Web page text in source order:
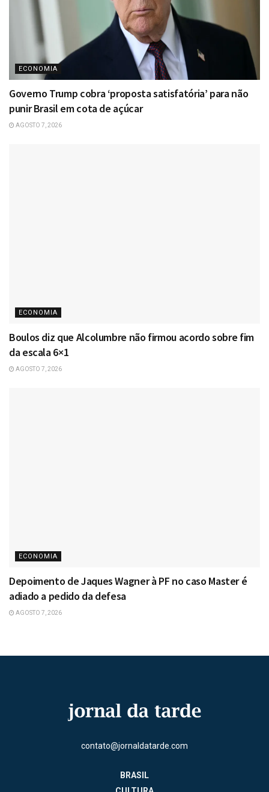
ECONOMIA
Governo Trump cobra ‘proposta satisfatória’ para não
punir Brasil em cota de açúcar
AGOSTO 7, 2026
ECONOMIA
Boulos diz que Alcolumbre não firmou acordo sobre fim
da escala 6×1
AGOSTO 7, 2026
ECONOMIA
Depoimento de Jaques Wagner à PF no caso Master é
adiado a pedido da defesa
AGOSTO 7, 2026
contato@jornaldatarde.com
BRASIL